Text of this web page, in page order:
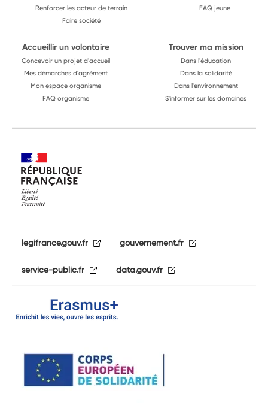
Renforcer les acteur de terrain
Faire société
FAQ jeune
Accueillir un volontaire
Concevoir un projet d'accueil
Mes démarches d'agrément
Mon espace organisme
FAQ organisme
Trouver ma mission
Dans l'éducation
Dans la solidarité
Dans l'environnement
S'informer sur les domaines
legifrance.gouv.fr gouvernement.fr
service-public.fr data.gouv.fr